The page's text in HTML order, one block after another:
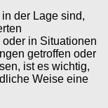
der Lage sind,
in Situationen
getroffen oder
ist es wichtig,
Weise eine